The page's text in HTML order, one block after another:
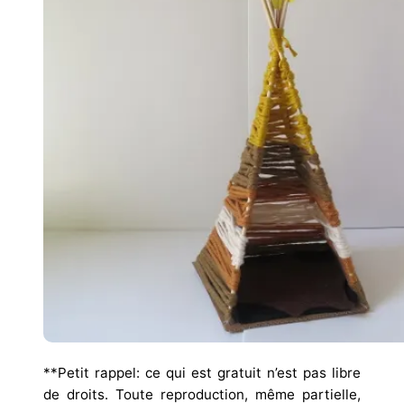
**Petit rappel: ce qui est gratuit n’est pas libre
de droits. Toute reproduction, même partielle,